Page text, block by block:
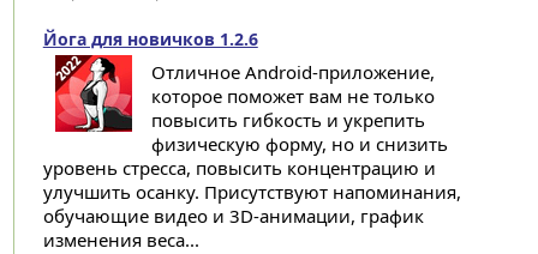
Йога для новичков 1.2.6
Отличное Android-приложение,
которое поможет вам не только
повысить гибкость и укрепить
физическую форму, но и снизить
уровень стресса, повысить концентрацию и
улучшить осанку. Присутствуют напоминания,
обучающие видео и 3D-анимации, график
изменения веса...